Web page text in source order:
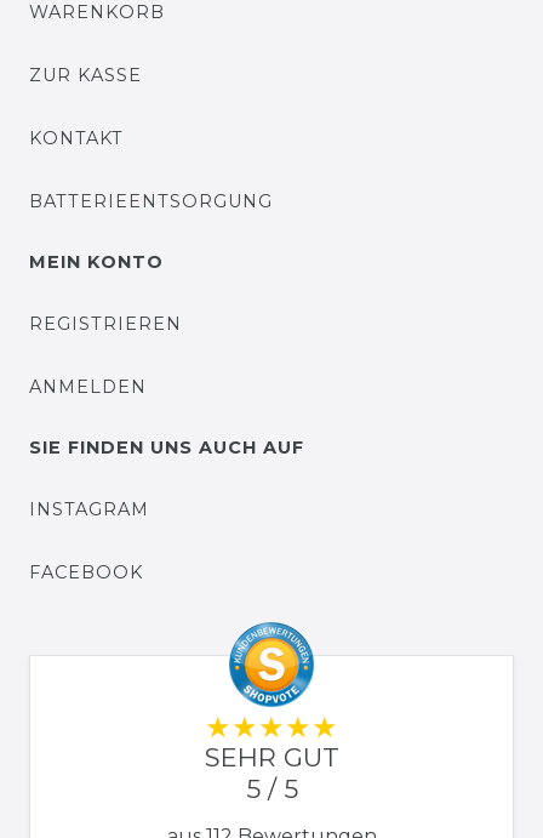
WARENKORB
ZUR KASSE
KONTAKT
BATTERIEENTSORGUNG
MEIN KONTO
REGISTRIEREN
ANMELDEN
SIE FINDEN UNS AUCH AUF
INSTAGRAM
FACEBOOK
SEHR GUT
5 / 5